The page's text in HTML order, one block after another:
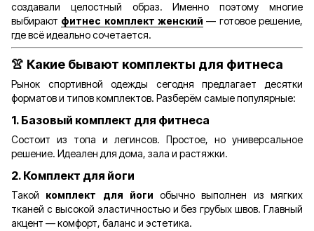
создавали целостный образ. Именно поэтому многие
выбирают фитнес комплект женский — готовое решение,
где всё идеально сочетается.
👚 Какие бывают комплекты для фитнеса
Рынок спортивной одежды сегодня предлагает десятки
форматов и типов комплектов. Разберём самые популярные:
1. Базовый комплект для фитнеса
Состоит из топа и легинсов. Простое, но универсальное
решение. Идеален для дома, зала и растяжки.
2. Комплект для йоги
Такой комплект для йоги обычно выполнен из мягких
тканей с высокой эластичностью и без грубых швов. Главный
акцент — комфорт, баланс и эстетика.